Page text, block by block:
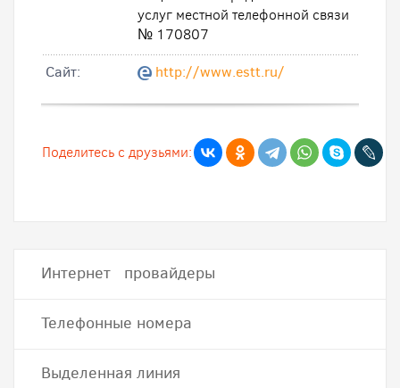
услуг местной телефонной связи
№ 170807
Cайт:
http://www.estt.ru/
Поделитесь с друзьями:
Интернет провайдеры
Телефонные номера
Выделенная линия